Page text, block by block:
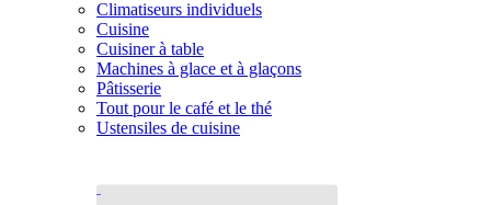
Climatiseurs individuels
Cuisine
Cuisiner à table
Machines à glace et à glaçons
Pâtisserie
Tout pour le café et le thé
Ustensiles de cuisine